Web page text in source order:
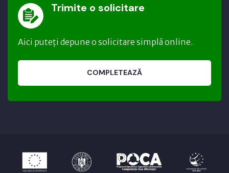
Trimite o solicitare
Aici puteți depune o solicitare simplă online.
COMPLETEAZĂ